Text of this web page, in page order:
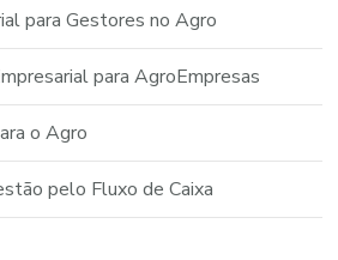
para Gestores no Agro
para AgroEmpresas
o Agro
pelo Fluxo de Caixa